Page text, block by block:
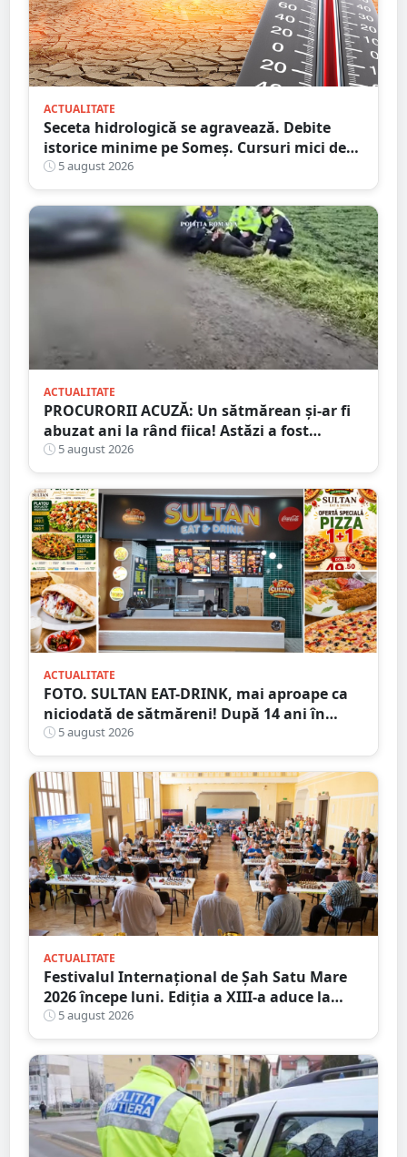
ACTUALITATE
Seceta hidrologică se agravează. Debite
istorice minime pe Someș. Cursuri mici de
ape au secat
5 august 2026
ACTUALITATE
PROCURORII ACUZĂ: Un sătmărean și-ar fi
abuzat ani la rând fiica! Astăzi a fost
arestat!
5 august 2026
ACTUALITATE
FOTO. SULTAN EAT-DRINK, mai aproape ca
niciodată de sătmăreni! După 14 ani în
Micro 17, și-a deschis porțile în Shopping
City Satu Mare
5 august 2026
ACTUALITATE
Festivalul Internațional de Șah Satu Mare
2026 începe luni. Ediția a XIII-a aduce la
start peste 120 de participanți și șahiști din
șase țări.
5 august 2026